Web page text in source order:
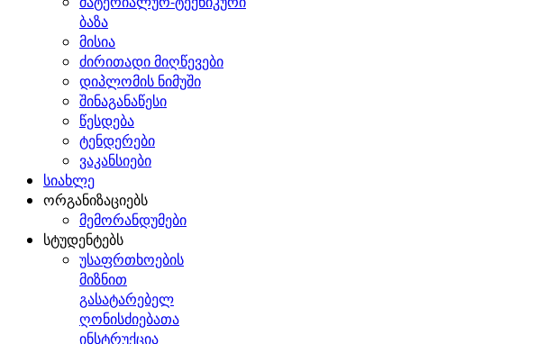
ბაზა
მისია
ძირითადი მიღწევები
დიპლომის ნიმუში
შინაგანაწესი
წესდება
ტენდერები
ვაკანსიები
სიახლე
ორგანიზაციებს
მემორანდუმები
სტუდენტებს
უსაფრთხოების
მიზნით
გასატარებელ
ღონისძიებათა
ინსტრუქცია